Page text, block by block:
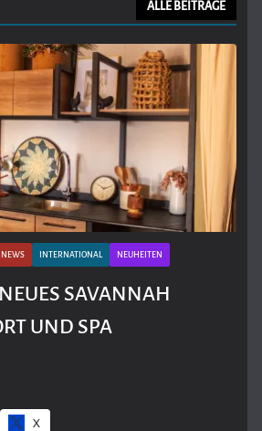
ALLE BEITRÄGE
NEWS INTERNATIONAL NEUHEITEN
SAVANNAH
UND SPA
X